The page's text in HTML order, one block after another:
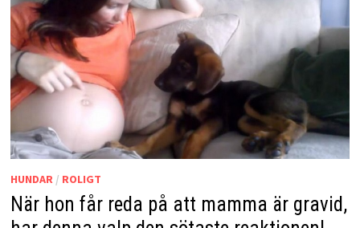
HUNDAR/ ROLIGT
När hon får reda på att mamma är gravid,